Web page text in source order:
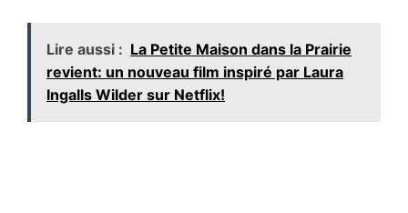
Lire aussi : La Petite Maison dans la Prairie
revient: un nouveau film inspiré par Laura
Ingalls Wilder sur Netflix!